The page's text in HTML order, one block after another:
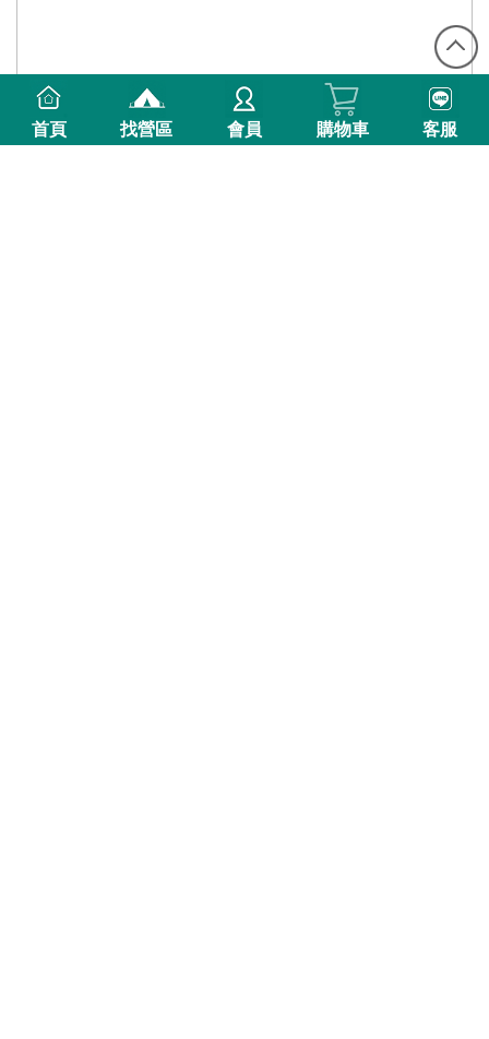
首頁 找營區 會員 購物車 客服